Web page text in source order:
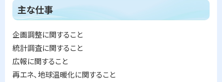
主な仕事
企画調整に関すること
統計調査に関すること
広報に関すること
再エネ、地球温暖化に関すること